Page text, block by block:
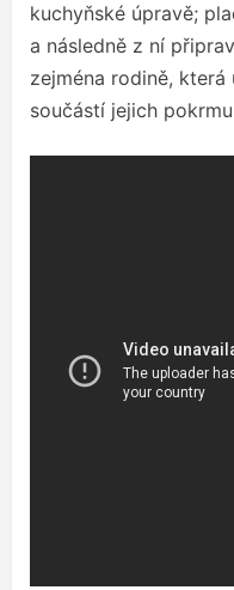
kuchyňské úpravě;
a následně z ní
zejména rodině,
součástí jejich